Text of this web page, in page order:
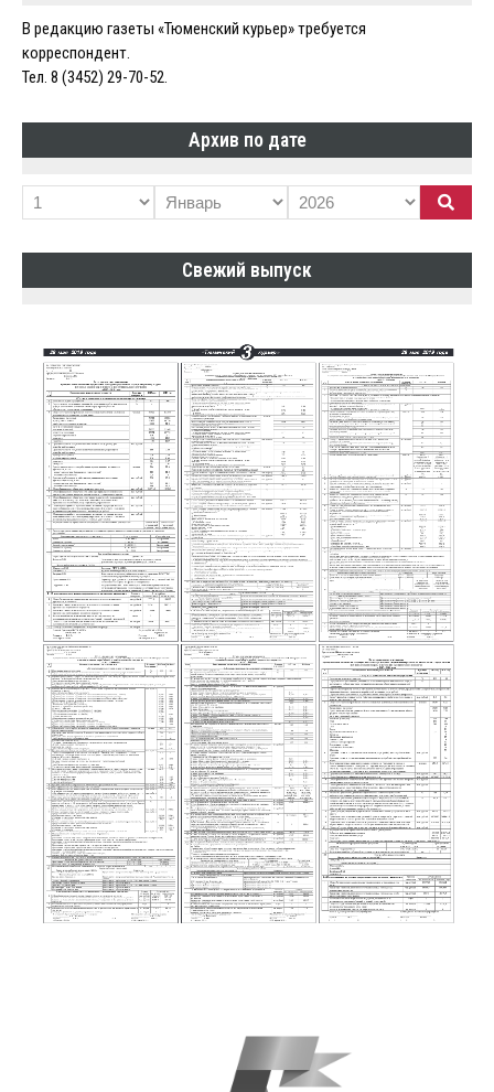
В редакцию газеты «Тюменский курьер» требуется
корреспондент.
Тел. 8 (3452) 29-70-52.
Архив по дате
Свежий выпуск